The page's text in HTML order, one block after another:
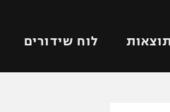
תוצאות לוח שידורים